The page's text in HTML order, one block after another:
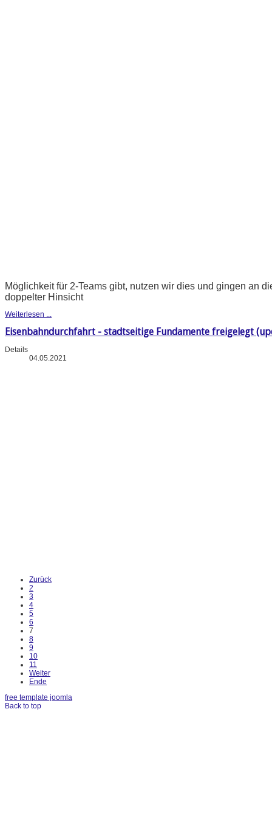
Möglichkeit für 2-Teams gibt, nutzen wir dies und gingen an
doppelter Hinsicht
Weiterlesen ...
Eisenbahndurchfahrt - stadtseitige Fundamente freigelegt
Details
04.05.2021
Zurück
2
3
4
5
6
7
8
9
10
11
Weiter
Ende
free template joomla
Back to top